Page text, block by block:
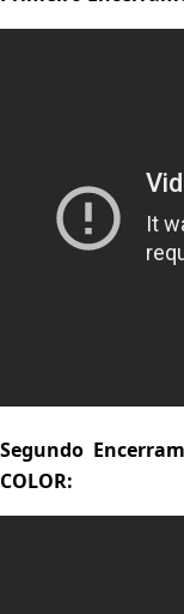
Segundo
COLOR: